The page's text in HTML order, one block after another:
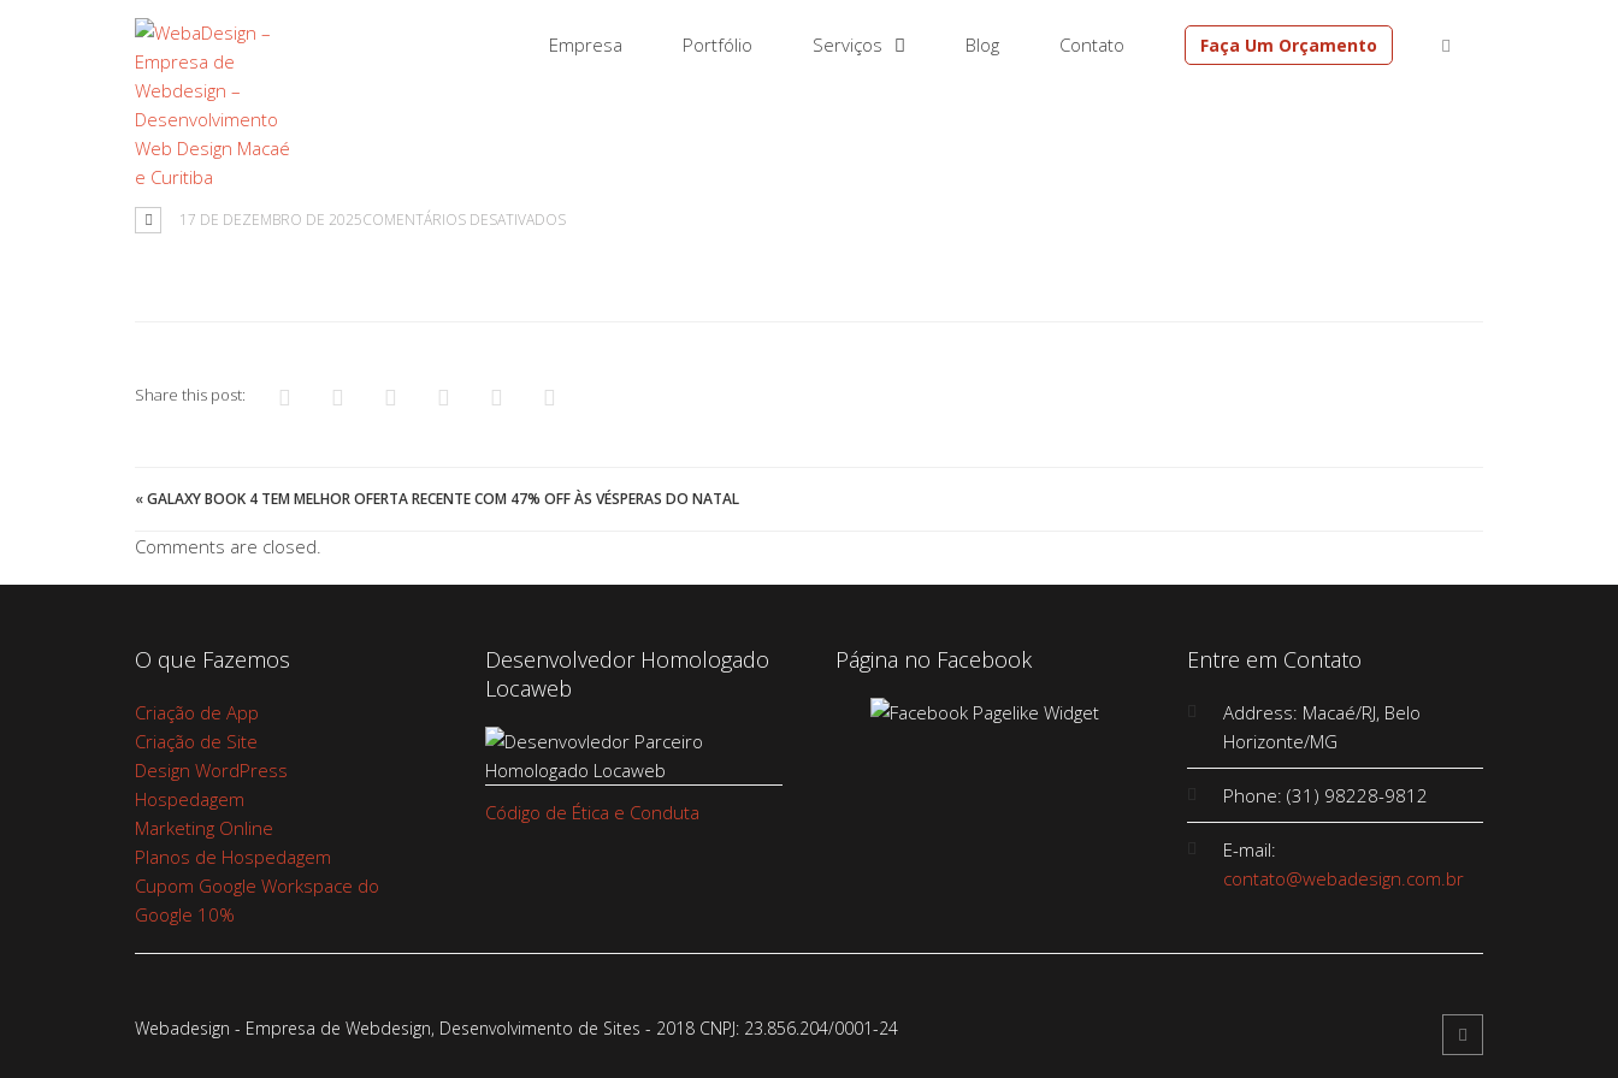
Empresa Portfólio Serviços Blog Contato Faça Um Orçamento
17 DE DEZEMBRO DE 2025COMENTÁRIOS DESATIVADOSEM
Share this post:
«GALAXY BOOK 4 TEM MELHOR OFERTA RECENTE COM 47% OFF ÀS VÉSPERAS DO NATAL
Comments are closed.
O que Fazemos
Criação de App
Criação de Site
Design WordPress
Hospedagem
Marketing Online
Planos de Hospedagem
Cupom Google Workspace do
Google 10%
Desenvolvedor Homologado
Locaweb
Código de Ética e Conduta
Página no Facebook Entre em Contato
Address: Macaé/RJ, Belo
Horizonte/MG
Phone: (31) 98228-9812
E-mail:
contato@webadesign.com.br
Webadesign - Empresa de Webdesign, Desenvolvimento de Sites - 2018 CNPJ: 23.856.204/0001-­24